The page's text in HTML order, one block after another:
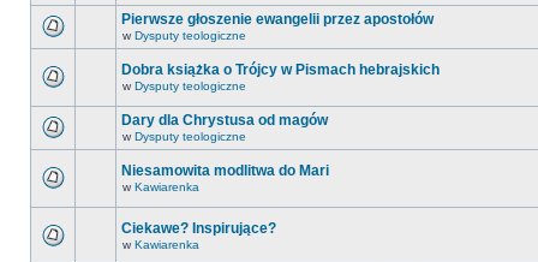
Pierwsze głoszenie ewangelii przez apostołów
w Dysputy teologiczne
Dobra książka o Trójcy w Pismach hebrajskich
w Dysputy teologiczne
Dary dla Chrystusa od magów
w Dysputy teologiczne
Niesamowita modlitwa do Mari
w Kawiarenka
Ciekawe? Inspirujące?
w Kawiarenka